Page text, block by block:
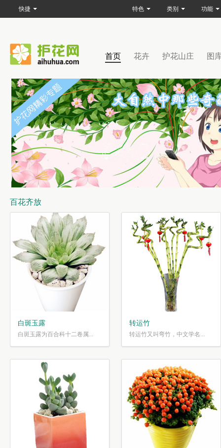
首页 花卉 护花山庄 图
百花齐放
白斑玉露
白斑玉露为百合科十二卷属...
转运竹
转运竹又叫弯竹，中文学名...
快捷 特色 类别 功能